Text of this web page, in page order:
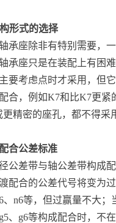
形式的选择
承座除非有特别需要，
承座只是在装配上有困
要考虑点时才采用，但
合，例如K7和比K7更紧
精密的座孔，都不得采
合公差标准
公差带与轴公差带构成
配合的公差代号将变为过
、n6等，但过赢量不大；
、g6等构成配合时，不